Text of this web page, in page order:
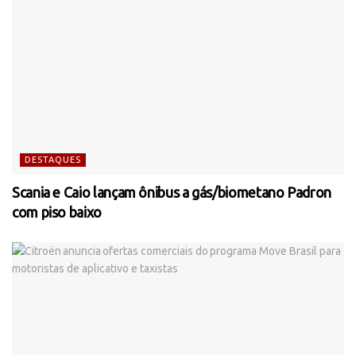
DESTAQUES
Scania e Caio lançam ônibus a gás/biometano Padron
com piso baixo